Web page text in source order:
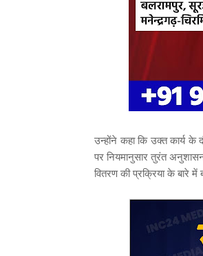
उन्होंने कहा कि उक्त कार्य के
पर नियमानुसार तुरंत
वितरण की प्रक्रिया के बारे में